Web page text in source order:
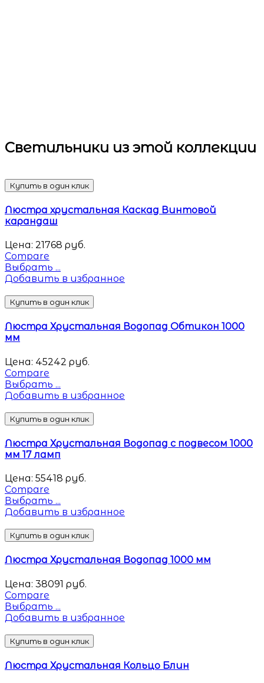
Светильники из этой коллекции
Купить в один клик
Люстра хрустальная Каскад Винтовой
карандаш
Цена: 21768 руб.
Compare
Выбрать ...
Добавить в избранное
Купить в один клик
Люстра Хрустальная Водопад Обтикон 1000
мм
Цена: 45242 руб.
Compare
Выбрать ...
Добавить в избранное
Купить в один клик
Люстра Хрустальная Водопад с подвесом 1000
мм 17 ламп
Цена: 55418 руб.
Compare
Выбрать ...
Добавить в избранное
Купить в один клик
Люстра Хрустальная Водопад 1000 мм
Цена: 38091 руб.
Compare
Выбрать ...
Добавить в избранное
Купить в один клик
Люстра Хрустальная Кольцо Блин